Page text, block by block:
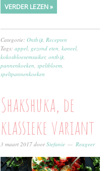
VERDER LEZEN »
Categorie:Ontbijt Recepten
Tags:appel gezond eten ,kaneel
kokosbloesemsuiker,ontbijt
pannenkoeken ,speltbloem
speltpannenkoeken
Shakshuka, de
klassieke variant
3 maart 2017 doorStefanie Reageer